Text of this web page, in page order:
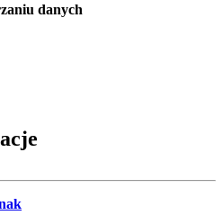
danych